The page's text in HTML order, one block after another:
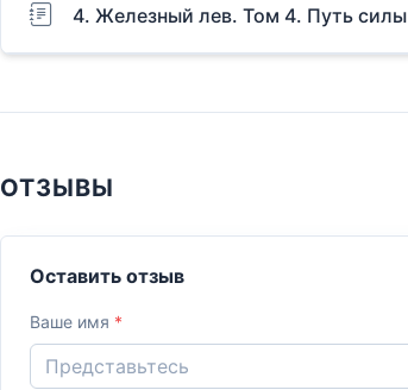
4. Железный лев. Том 4. Путь силы
ОТЗЫВЫ
Оставить отзыв
Ваше имя *